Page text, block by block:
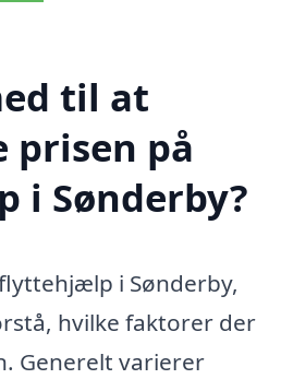
til at
prisen på
Sønderby?
i Sønderby,
hvilke faktorer der
Generelt varierer